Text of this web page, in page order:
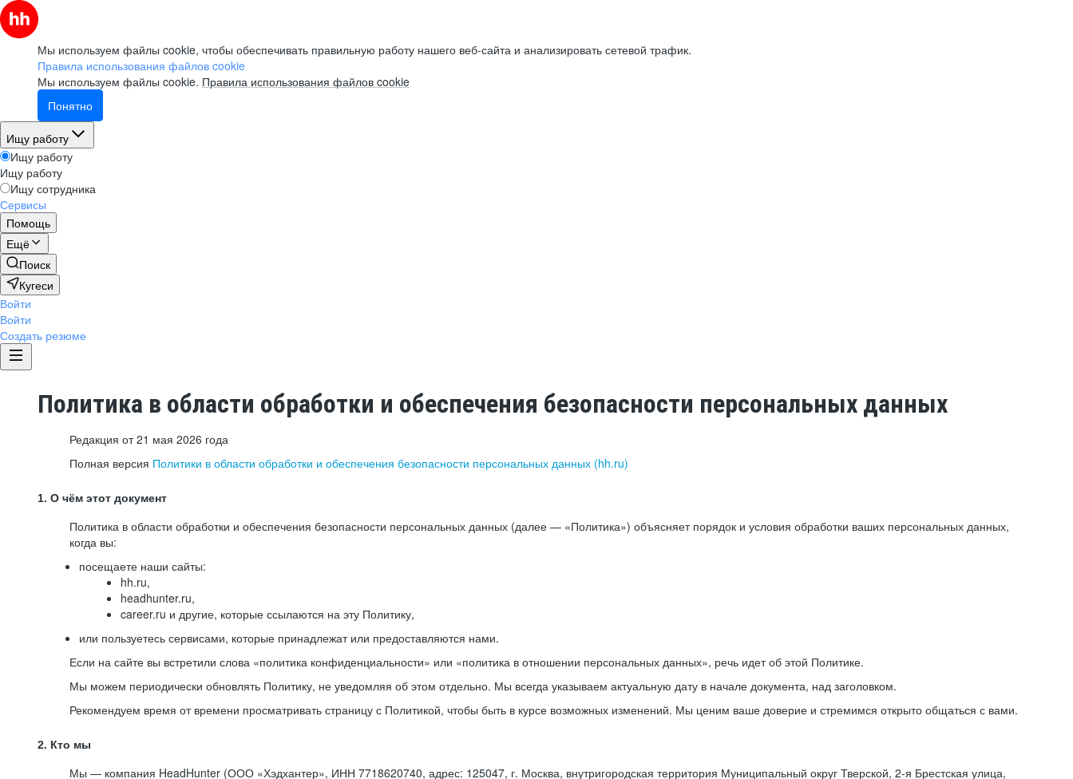
Мы используем файлы cookie, чтобы обеспечивать правильную работу нашего веб-сайта и анализировать сетевой трафик.
Правила использования файлов cookie
Мы используем файлы cookie. Правила использования файлов cookie
Понятно
Ищу работу
Ищу работу
Ищу работу
Ищу сотрудника
Сервисы
Помощь
Ещё
Поиск
Кугеси
Войти
Войти
Создать резюме
Политика в области обработки и обеспечения безопасности персональных данных
Редакция от 21 мая 2026 года
Полная версия Политики в области обработки и обеспечения безопасности персональных данных (hh.ru)
1. О чём этот документ
Политика в области обработки и обеспечения безопасности персональных данных (далее — «Политика») объясняет порядок и условия обработки ваших персональных данных,
когда вы:
посещаете наши сайты:
hh.ru,
headhunter.ru,
career.ru и другие, которые ссылаются на эту Политику,
или пользуетесь сервисами, которые принадлежат или предоставляются нами.
Если на сайте вы встретили слова «политика конфиденциальности» или «политика в отношении персональных данных», речь идет об этой Политике.
Мы можем периодически обновлять Политику, не уведомляя об этом отдельно. Мы всегда указываем актуальную дату в начале документа, над заголовком.
Рекомендуем время от времени просматривать страницу с Политикой, чтобы быть в курсе возможных изменений. Мы ценим ваше доверие и стремимся открыто общаться с вами.
2. Кто мы
Мы — компания HeadHunter (ООО «Хэдхантер», ИНН 7718620740, адрес: 125047, г. Москва, внутригородская территория Муниципальный округ Тверской, 2-я Брестская улица,